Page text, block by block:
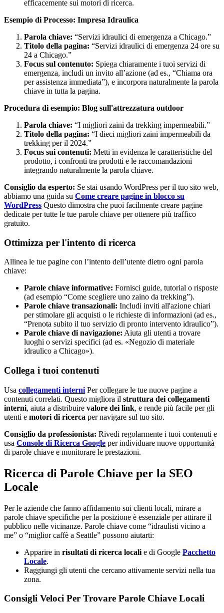
efficacemente sui motori di ricerca.
Esempio di Processo: Impresa Idraulica
Parola chiave: “Servizi idraulici di emergenza a Chicago.”
Titolo della pagina: “Servizi idraulici di emergenza 24 ore su
24 a Chicago.”
Focus sul contenuto: Spiega chiaramente i tuoi servizi di
emergenza, includi un invito all’azione (ad es., “Chiama ora
per assistenza immediata”), e incorpora naturalmente la parola
chiave in tutta la pagina.
Procedura di esempio: Blog sull'attrezzatura outdoor
Parola chiave: “I migliori zaini da trekking impermeabili.”
Titolo della pagina: “I dieci migliori zaini impermeabili da
trekking per il 2024.”
Focus sui contenuti: Metti in evidenza le caratteristiche del
prodotto, i confronti tra prodotti e le raccomandazioni
integrando naturalmente la parola chiave.
Consiglio da esperto: Se stai usando WordPress per il tuo sito web,
abbiamo una guida su Come creare pagine in blocco su
WordPress Questo dimostra che puoi facilmente creare pagine
dedicate per tutte le tue parole chiave per ottenere più traffico
gratuito.
Ottimizza per l'intento di ricerca
Allinea le tue pagine con l’intento dell’utente dietro ogni parola
chiave:
Parole chiave informative: Fornisci guide, tutorial o risposte
(ad esempio “Come scegliere uno zaino da trekking”).
Parole chiave transazionali: Includi inviti all'azione chiari
per stimolare gli acquisti o le richieste di informazioni (ad es.,
“Prenota subito il tuo servizio di pronto intervento idraulico”).
Parole chiave di navigazione: Aiuta gli utenti a trovare
luoghi o servizi specifici (ad es. «Negozio di materiale
idraulico a Chicago»).
Collega i tuoi contenuti
Usa collegamenti interni Per collegare le tue nuove pagine a
contenuti correlati. Questo migliora il struttura dei collegamenti
interni, aiuta a distribuire valore dei link, e rende più facile per gli
utenti e motori di ricerca per navigare sul tuo sito.
Consiglio da professionista: Rivedi regolarmente i tuoi contenuti e
usa Console di Ricerca Google per individuare nuove opportunità
di parole chiave e monitorare le prestazioni.
Ricerca di Parole Chiave per la SEO
Locale
Per le aziende che fanno affidamento sui clienti locali, mirare a
parole chiave specifiche per la posizione è essenziale per attirare il
pubblico nelle vicinanze. Parole chiave come “idraulisti vicino a
me” o “miglior caffè a Seattle” possono aiutarti:
Apparire in risultati di ricerca locali e di Google Pacchetto
Locale.
Raggiungi gli utenti che cercano attivamente servizi nella tua
zona.
Consigli Veloci Per Trovare Parole Chiave Locali